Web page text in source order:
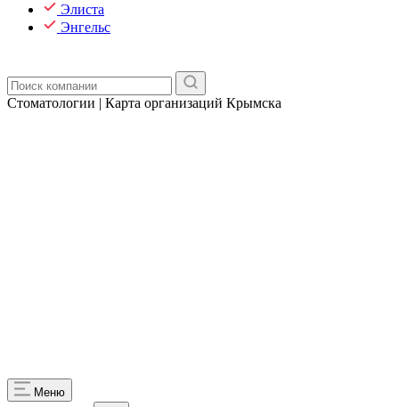
Элиста
Энгельс
Стоматологии | Карта организаций Крымска
Меню